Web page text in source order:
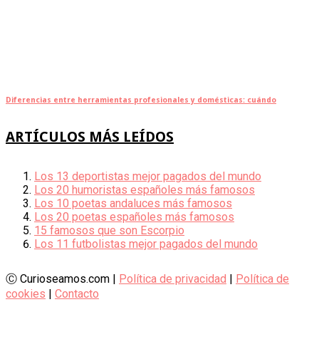
Diferencias entre herramientas profesionales y domésticas: cuándo
ARTÍCULOS MÁS LEÍDOS
Los 13 deportistas mejor pagados del mundo
Los 20 humoristas españoles más famosos
Los 10 poetas andaluces más famosos
Los 20 poetas españoles más famosos
15 famosos que son Escorpio
Los 11 futbolistas mejor pagados del mundo
Ⓒ Curioseamos.com | Política de privacidad | Política de
cookies | Contacto